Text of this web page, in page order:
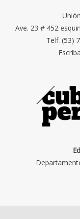
Ave. 23 # 452
Telf. (53)